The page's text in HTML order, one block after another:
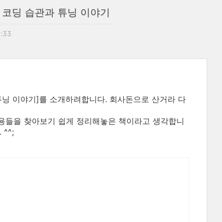
딩 습관과 튜닝 이야기
이야기]를 소개하려합니다. 회사돈으로 산거라 다
을 찾아보기 쉽게 정리해놓은 책이라고 생각합니
^^;